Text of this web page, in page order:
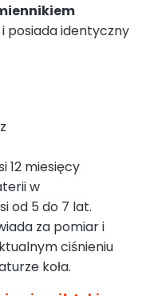
i posiada identyczny
12 miesięcy
w
od 5 do 7 lat.
za pomiar i
ciśnieniu
koła.